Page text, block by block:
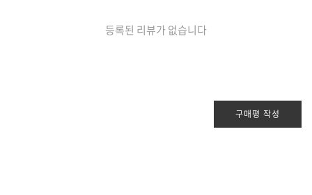
등록된 리뷰가 없습니다
구매평 작성